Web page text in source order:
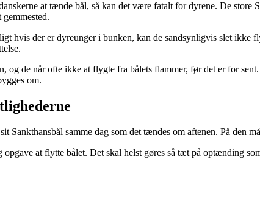
at tænde bål, så kan det være fatalt for dyrene. De store
hvis der er dyreunger i bunken, kan de sandsynligvis slet
de når ofte ikke at flygte fra bålets flammer, før det er for
om.
samme dag som det tændes om aftenen. På den
at flytte bålet. Det skal helst gøres så tæt på optænding